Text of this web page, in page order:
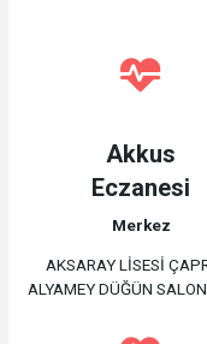
Akkus
Eczanesi
Merkez
AKSARAY LİSESİ
ALYAMEY DÜĞÜN